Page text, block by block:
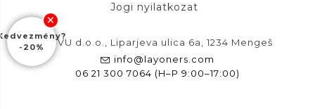
Jogi nyilatkozat
DFVU d.o.o., Liparjeva ulica 6a, 1234 Mengeš
info@layoners.com
06 21 300 7064 (H–P 9:00–17:00)
-20%